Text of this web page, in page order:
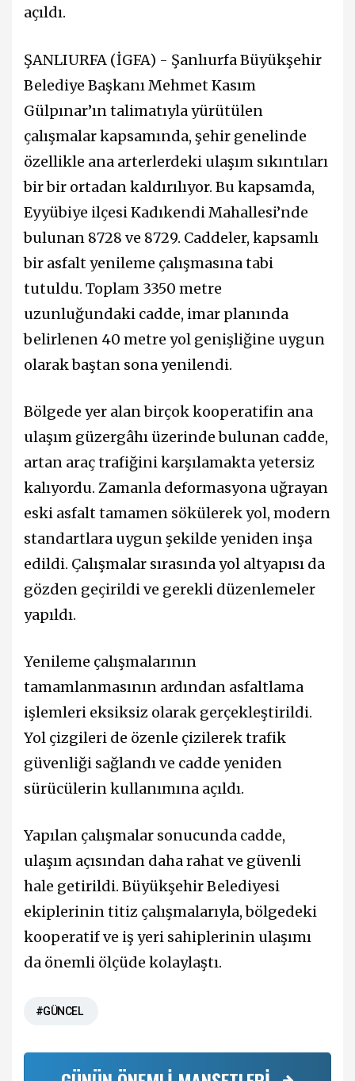
açıldı.
ŞANLIURFA (İGFA) - Şanlıurfa Büyükşehir
Belediye Başkanı Mehmet Kasım
Gülpınar’ın talimatıyla yürütülen
çalışmalar kapsamında, şehir genelinde
özellikle ana arterlerdeki ulaşım sıkıntıları
bir bir ortadan kaldırılıyor. Bu kapsamda,
Eyyübiye ilçesi Kadıkendi Mahallesi’nde
bulunan 8728 ve 8729. Caddeler, kapsamlı
bir asfalt yenileme çalışmasına tabi
tutuldu. Toplam 3350 metre
uzunluğundaki cadde, imar planında
belirlenen 40 metre yol genişliğine uygun
olarak baştan sona yenilendi.
Bölgede yer alan birçok kooperatifin ana
ulaşım güzergâhı üzerinde bulunan cadde,
artan araç trafiğini karşılamakta yetersiz
kalıyordu. Zamanla deformasyona uğrayan
eski asfalt tamamen sökülerek yol, modern
standartlara uygun şekilde yeniden inşa
edildi. Çalışmalar sırasında yol altyapısı da
gözden geçirildi ve gerekli düzenlemeler
yapıldı.
Yenileme çalışmalarının
tamamlanmasının ardından asfaltlama
işlemleri eksiksiz olarak gerçekleştirildi.
Yol çizgileri de özenle çizilerek trafik
güvenliği sağlandı ve cadde yeniden
sürücülerin kullanımına açıldı.
Yapılan çalışmalar sonucunda cadde,
ulaşım açısından daha rahat ve güvenli
hale getirildi. Büyükşehir Belediyesi
ekiplerinin titiz çalışmalarıyla, bölgedeki
kooperatif ve iş yeri sahiplerinin ulaşımı
da önemli ölçüde kolaylaştı.
#GÜNCEL